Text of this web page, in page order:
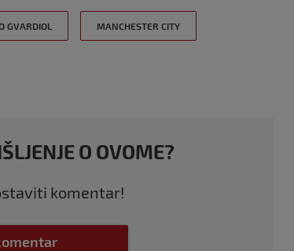
GVARDIOL MANCHESTER CITY
O OVOME?
komentar!